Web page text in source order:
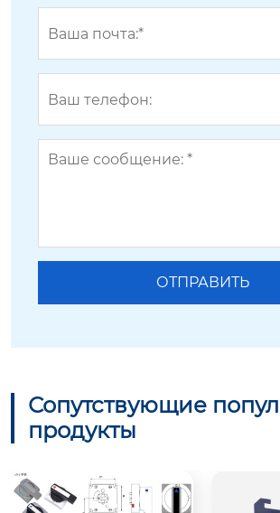
Сопутствующие
продукты